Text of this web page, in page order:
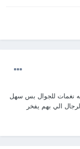
نغمات للجوال بس سهل
الي بهم يفخر